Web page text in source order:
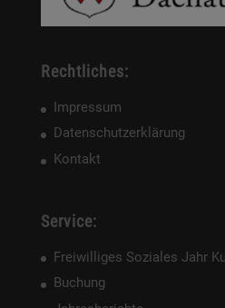
Rechtliches:
Impressum
Datenschutzerklärung
Kontakt
Service:
Freiwilliges Soziales Jahr
Buchung